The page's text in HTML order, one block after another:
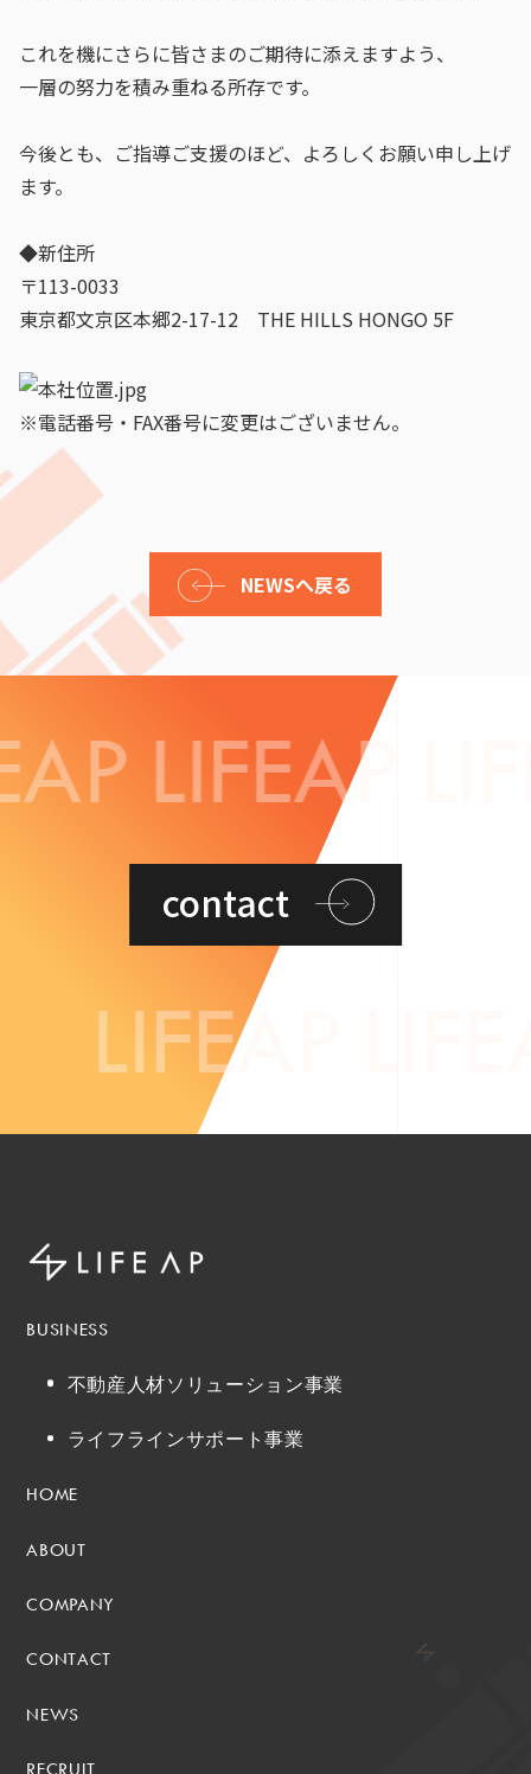
これを機にさらに皆さまのご期待に添えますよう、
一層の努力を積み重ねる所存です。
今後とも、ご指導ご支援のほど、よろしくお願い申し上げ
ます。
◆新住所
〒113-0033
東京都文京区本郷2-17-12 THE HILLS HONGO 5F
※電話番号・FAX番号に変更はございません。
NEWSへ戻る
LIFEAP
contact
LIFEAP
BUSINESS
不動産人材ソリューション事業
ライフラインサポート事業
HOME
ABOUT
COMPANY
CONTACT
NEWS
RECRUIT